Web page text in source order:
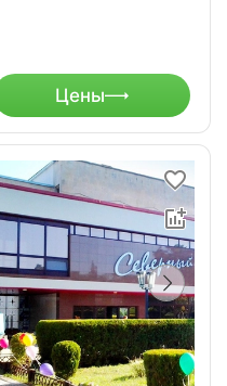
Цены